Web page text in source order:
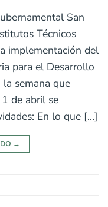
San
Técnicos
implementación del
para el Desarrollo
la semana que
de abril se
En lo que […]
→